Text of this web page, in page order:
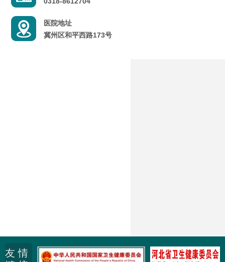
医院地址
冀州区和平西路173号
友 情